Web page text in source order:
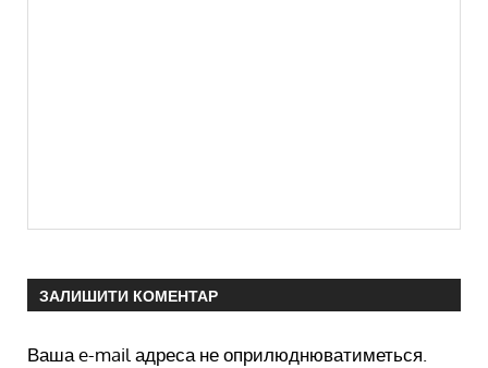
ЗАЛИШИТИ КОМЕНТАР
Ваша e-mail адреса не оприлюднюватиметься.